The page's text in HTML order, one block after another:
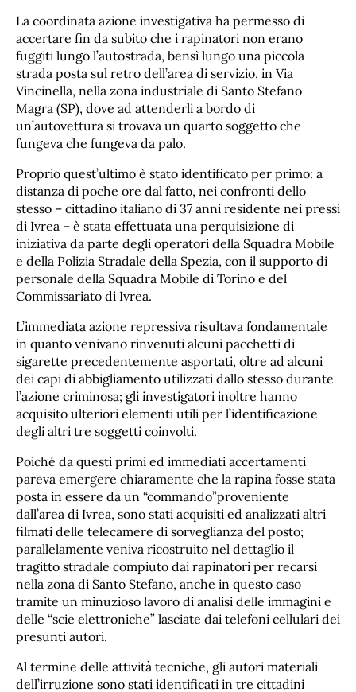
La coordinata azione investigativa ha permesso di
accertare fin da subito che i rapinatori non erano
fuggiti lungo l’autostrada, bensì lungo una piccola
strada posta sul retro dell’area di servizio, in Via
Vincinella, nella zona industriale di Santo Stefano
Magra (SP), dove ad attenderli a bordo di
un’autovettura si trovava un quarto soggetto che
fungeva che fungeva da palo.
Proprio quest’ultimo è stato identificato per primo: a
distanza di poche ore dal fatto, nei confronti dello
stesso – cittadino italiano di 37 anni residente nei pressi
di Ivrea – è stata effettuata una perquisizione di
iniziativa da parte degli operatori della Squadra Mobile
e della Polizia Stradale della Spezia, con il supporto di
personale della Squadra Mobile di Torino e del
Commissariato di Ivrea.
L’immediata azione repressiva risultava fondamentale
in quanto venivano rinvenuti alcuni pacchetti di
sigarette precedentemente asportati, oltre ad alcuni
dei capi di abbigliamento utilizzati dallo stesso durante
l’azione criminosa; gli investigatori inoltre hanno
acquisito ulteriori elementi utili per l’identificazione
degli altri tre soggetti coinvolti.
Poiché da questi primi ed immediati accertamenti
pareva emergere chiaramente che la rapina fosse stata
posta in essere da un “commando”proveniente
dall’area di Ivrea, sono stati acquisiti ed analizzati altri
filmati delle telecamere di sorveglianza del posto;
parallelamente veniva ricostruito nel dettaglio il
tragitto stradale compiuto dai rapinatori per recarsi
nella zona di Santo Stefano, anche in questo caso
tramite un minuzioso lavoro di analisi delle immagini e
delle “scie elettroniche” lasciate dai telefoni cellulari dei
presunti autori.
Al termine delle attività tecniche, gli autori materiali
dell’irruzione sono stati identificati in tre cittadini